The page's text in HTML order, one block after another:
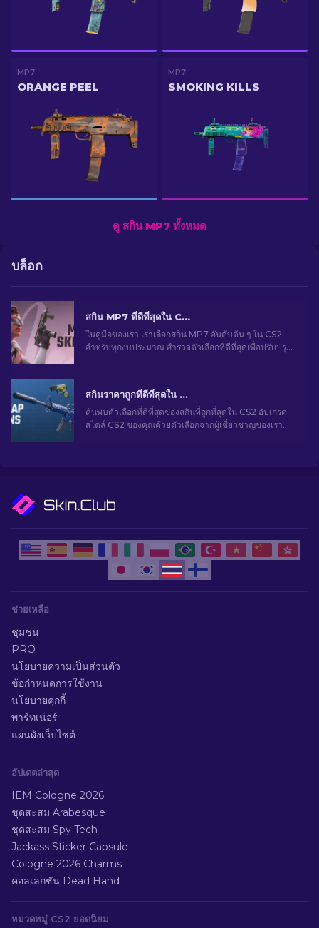
MP7
ORANGE PEEL
MP7
SMOKING KILLS
ดู สกิน MP7 ทั้งหมด
บล็อก
สกิน MP7 ที่ดีที่สุดใน CS2 สําหรับทุกงบประมาณ [2026]
ในคู่มือของเรา เราเลือกสกิน MP7 อันดับต้น ๆ ใน CS2
สำหรับทุกงบประมาณ สำรวจตัวเลือกที่ดีที่สุดเพื่อปรับปรุง
สกินราคาถูกที่ดีที่สุดใน CS2 [2026]
ค้นพบตัวเลือกที่ดีที่สุดของสกินที่ถูกที่สุดใน CS2 อัปเกรด
สไตล์ CS2 ของคุณด้วยตัวเลือกจากผู้เชี่ยวชาญของเรา
ช่วยเหลือ
ชุมชน
PRO
นโยบายความเป็นส่วนตัว
ข้อกำหนดการใช้งาน
นโยบายคุกกี้
พาร์ทเนอร์
แผนผังเว็บไซต์
อัปเดตล่าสุด
IEM Cologne 2026
ชุดสะสม Arabesque
ชุดสะสม Spy Tech
Jackass Sticker Capsule
Cologne 2026 Charms
คอลเลกชัน Dead Hand
หมวดหมู่ CS2 ยอดนิยม